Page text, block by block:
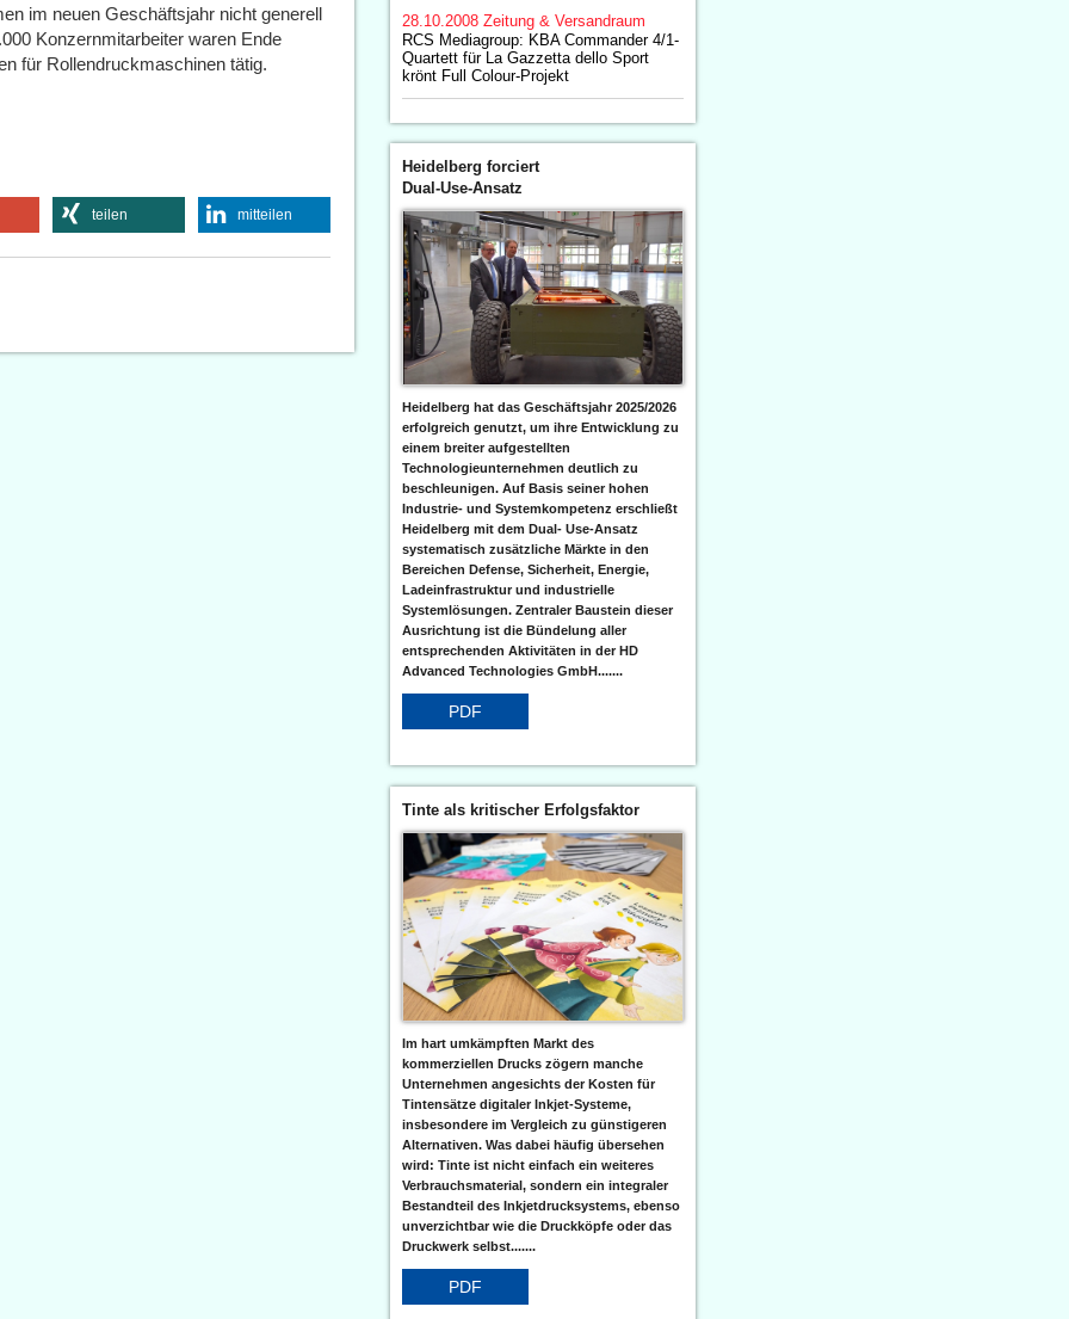
im neuen Geschäftsjahr nicht generell
Konzernmitarbeiter waren Ende
für Rollendruckmaschinen tätig.
teilen mitteilen
28.10.2008 Zeitung & Versandraum
RCS Mediagroup: KBA Commander 4/1-
Quartett für La Gazzetta dello Sport
krönt Full Colour-Projekt
Heidelberg forciert
Dual-Use-Ansatz
Heidelberg hat das Geschäftsjahr 2025/2026
erfolgreich genutzt, um ihre Entwicklung zu
einem breiter aufgestellten
Technologieunternehmen deutlich zu
beschleunigen. Auf Basis seiner hohen
Industrie- und Systemkompetenz erschließt
Heidelberg mit dem Dual- Use-Ansatz
systematisch zusätzliche Märkte in den
Bereichen Defense, Sicherheit, Energie,
Ladeinfrastruktur und industrielle
Systemlösungen. Zentraler Baustein dieser
Ausrichtung ist die Bündelung aller
entsprechenden Aktivitäten in der HD
Advanced Technologies GmbH.......
PDF
Tinte als kritischer Erfolgsfaktor
Im hart umkämpften Markt des
kommerziellen Drucks zögern manche
Unternehmen angesichts der Kosten für
Tintensätze digitaler Inkjet-Systeme,
insbesondere im Vergleich zu günstigeren
Alternativen. Was dabei häufig übersehen
wird: Tinte ist nicht einfach ein weiteres
Verbrauchsmaterial, sondern ein integraler
Bestandteil des Inkjetdrucksystems, ebenso
unverzichtbar wie die Druckköpfe oder das
Druckwerk selbst.......
PDF